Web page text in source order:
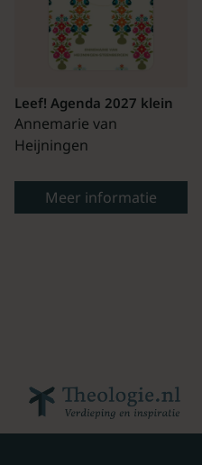
Leef! Agenda 2027 klein
Annemarie van
Heijningen
Meer informatie